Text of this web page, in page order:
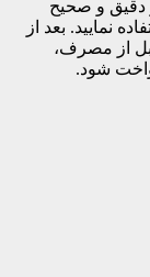
دقیق و صحیح
نمایید. بعد از
از مصرف،
شود.